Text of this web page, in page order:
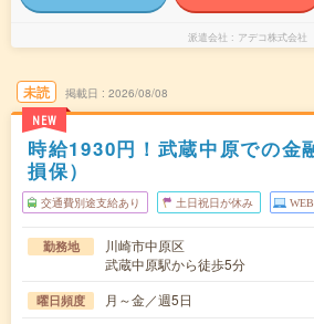
派遣会社 アデコ株式会社
未読
NEW
掲載日 2026/08/08
時給1930円！武蔵中原での金
損保）
交通費別途支給あり 土日祝日が休み
勤務地
川崎市中原区
武蔵中原駅から徒歩5分
曜日頻度 月～金／週5日